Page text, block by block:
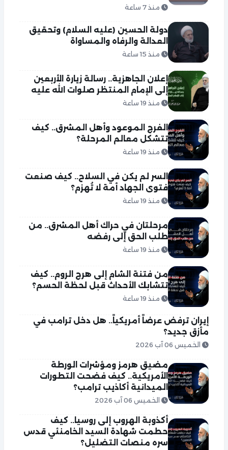
منذ 7 ساعة
دولة الحسين (عليه السلام) وتحقيق
العدالة والرفاه والمساواة
منذ 15 ساعة
إعلان الجاهزية.. رسالة زيارة الأربعين
إلى الإمام المنتظر صلوات الله عليه
منذ 19 ساعة
الفرج الموعود وأهل المشرق.. كيف
تتشكل معالم المرحلة؟
منذ 19 ساعة
السر لم يكن في السلاح.. كيف صنعت
فتوى الجهاد أمة لا تُهزم؟
منذ 19 ساعة
مرحلتان في حراك أهل المشرق.. من
طلب الحق إلى رفضه
منذ 19 ساعة
من فتنة الشام إلى هرج الروم.. كيف
تتشابك الأحداث قبل لحظة الحسم؟
منذ 19 ساعة
إيران ترفض عرضاً أمريكياً.. هل دخل ترامب في
مأزق جديد؟
الخميس 06 آب 2026
مضيق هرمز ومؤشرات الورطة
الأمريكية.. كيف فضحت التطورات
الميدانية أكاذيب ترامب؟
الخميس 06 آب 2026
أكذوبة الهروب إلى روسيا.. كيف
حطمت شهادة السيد الخامنئي قدس
سره منصات التضليل؟